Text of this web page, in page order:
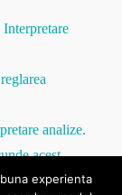
Interpretare
analize.
acest
experienta